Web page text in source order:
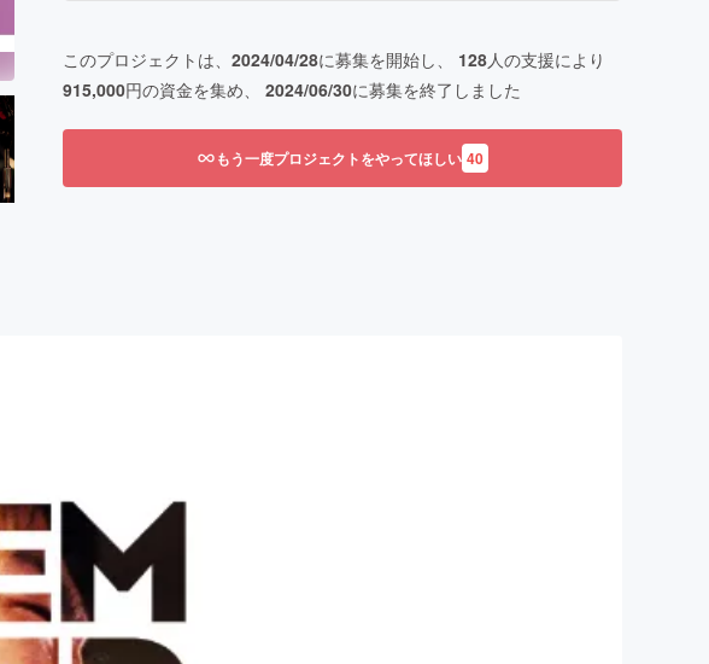
このプロジェクトは、 2024/04/28に募集を開始し、 128人の支援により
915,000円の資金を集め、 2024/06/30に募集を終了しました
もう一度プロジェクトをやってほしい 40